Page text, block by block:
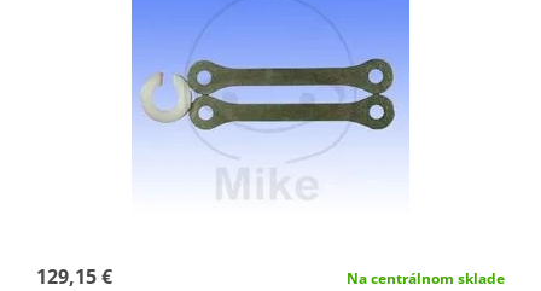
129,15 € Na centrálnom sklade